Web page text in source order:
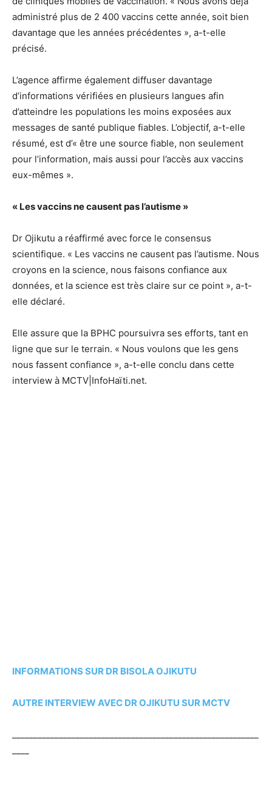
administré plus de 2 400 vaccins cette année, soit bien
davantage que les années précédentes », a-t-elle
précisé.
L’agence affirme également diffuser davantage
d’informations vérifiées en plusieurs langues afin
d’atteindre les populations les moins exposées aux
messages de santé publique fiables. L’objectif, a-t-elle
résumé, est d’« être une source fiable, non seulement
pour l’information, mais aussi pour l’accès aux vaccins
eux-mêmes ».
« Les vaccins ne causent pas l’autisme »
Dr Ojikutu a réaffirmé avec force le consensus
scientifique. « Les vaccins ne causent pas l’autisme. Nous
croyons en la science, nous faisons confiance aux
données, et la science est très claire sur ce point », a-t-
elle déclaré.
Elle assure que la BPHC poursuivra ses efforts, tant en
ligne que sur le terrain. « Nous voulons que les gens
nous fassent confiance », a-t-elle conclu dans cette
interview à MCTV|InfoHaïti.net.
INFORMATIONS SUR DR BISOLA OJIKUTU
AUTRE INTERVIEW AVEC DR OJIKUTU SUR MCTV